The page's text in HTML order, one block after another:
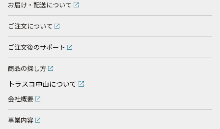
お届け・配送について
ご注文について
ご注文後のサポート
商品の探し方
トラスコ中山について
会社概要
事業内容